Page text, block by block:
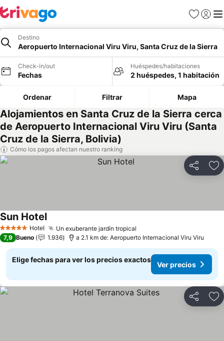
Favoritos
Iniciar
Destino
Aeropuerto Internacional Viru Viru, Santa Cruz de la Sierra
Check-in/out
Fechas
Huéspedes/habitaciones
2 huéspedes, 1 habitación
Ordenar Filtrar Mapa
Alojamientos en Santa Cruz de la Sierra cerca
de Aeropuerto Internacional Viru Viru (Santa
Cruz de la Sierra, Bolivia)
Cómo los pagos afectan nuestro ranking
Compartir
5 Estrellas Hotel Un exuberante jardín tropical
Sun Hotel
7,9 Bueno 1.936 a 2.1 km de: Aeropuerto Internacional Viru Viru
Elige fechas para ver los precios exactos
Ver precios
Compartir